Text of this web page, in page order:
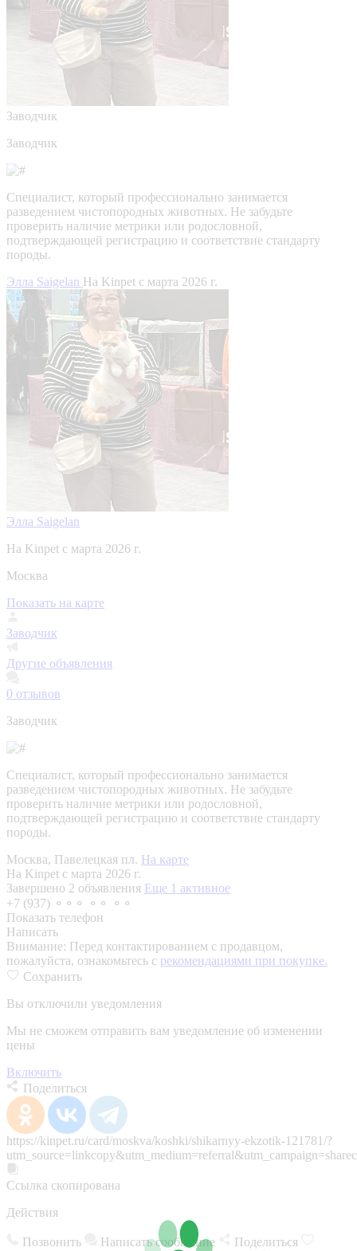
Заводчик
Заводчик
Специалист, который профессионально занимается
разведением чистопородных животных. Не забудьте
проверить наличие метрики или родословной,
подтверждающей регистрацию и соответствие стандарту
породы.
Элла Saigelan На Kinpet c марта 2026 г.
Элла Saigelan
На Kinpet c марта 2026 г.
Москва
Показать на карте
Заводчик
Другие объявления
0 отзывов
Заводчик
Специалист, который профессионально занимается
разведением чистопородных животных. Не забудьте
проверить наличие метрики или родословной,
подтверждающей регистрацию и соответствие стандарту
породы.
Москва, Павелецкая пл. На карте
На Kinpet c марта 2026 г.
Завершено 2 объявления Еще 1 активное
+7 (937) ⚬⚬⚬ ⚬⚬ ⚬⚬
Показать телефон
Написать
Внимание: Перед контактированием с продавцом,
пожалуйста, ознакомьтесь с рекомендациями при покупке.
Сохранить
Вы отключили уведомления
Мы не сможем отправить вам уведомление об изменении
цены
Включить
Поделиться
https://kinpet.ru/card/moskva/koshki/shikarnyy-ekzotik-121781/?
Ссылка скопирована
Действия
Позвонить Написать сообщение Поделиться